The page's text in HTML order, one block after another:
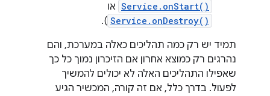
Service.onStart() או
Service.onDestroy()
).
תמיד יש רק כמה תהליכים כאלה במערכת, והם
נהרגים רק כמוצא אחרון אם הזיכרון נמוך כל כך
שאפילו התהליכים האלה לא יכולים להמשיך
לפעול. בדרך כלל, אם זה קורה, המכשיר הגיע